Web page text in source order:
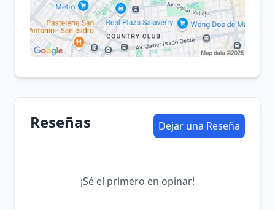
Reseñas Dejar una Reseña
¡Sé el primero en opinar!